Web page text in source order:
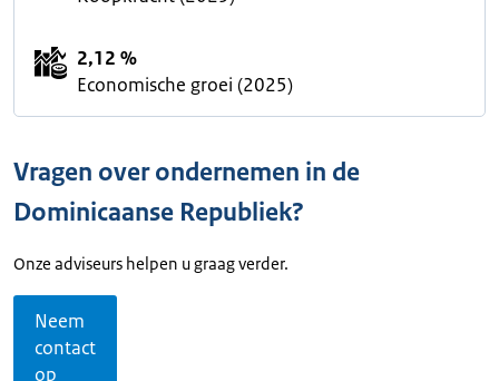
2,12 %
Economische groei (2025)
Vragen over ondernemen in de
Dominicaanse Republiek?
Onze adviseurs helpen u graag verder.
Neem
contact
op